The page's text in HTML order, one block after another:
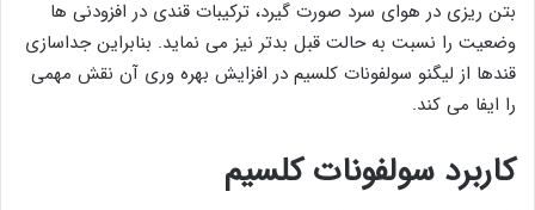
بتن ریزی در هوای سرد صورت گیرد، ترکیبات قندی در افزودنی ها
وضعیت را نسبت به حالت قبل بدتر نیز می نماید. بنابراین جداسازی
قندها از لیگنو سولفونات کلسیم در افزایش بهره وری آن نقش مهمی
را ایفا می کند.
کاربرد سولفونات کلسیم